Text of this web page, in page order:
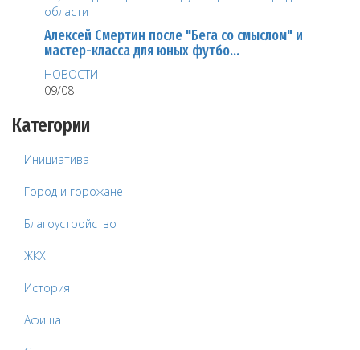
Алексей Смертин после "Бега со смыслом" и
мастер-класса для юных футбо…
НОВОСТИ
09/08
Категории
Инициатива
Город и горожане
Благоустройство
ЖКХ
История
Афиша